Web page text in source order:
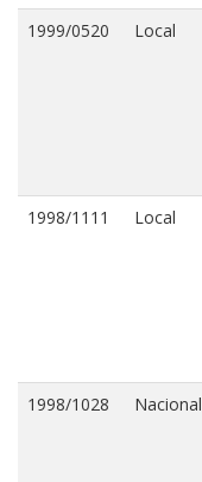
1999/0520 Local
1998/1111 Local
1998/1028 Nacional